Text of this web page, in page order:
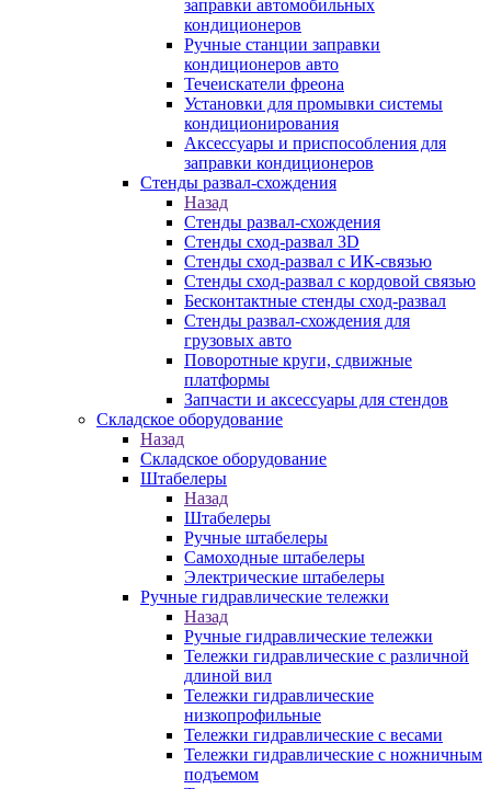
заправки автомобильных
кондиционеров
Ручные станции заправки
кондиционеров авто
Течеискатели фреона
Установки для промывки системы
кондиционирования
Аксессуары и приспособления для
заправки кондиционеров
Стенды развал-схождения
Назад
Стенды развал-схождения
Стенды сход-развал 3D
Стенды сход-развал с ИК-связью
Стенды сход-развал с кордовой связью
Бесконтактные стенды сход-развал
Стенды развал-схождения для
грузовых авто
Поворотные круги, сдвижные
платформы
Запчасти и аксессуары для стендов
Складское оборудование
Назад
Складское оборудование
Штабелеры
Назад
Штабелеры
Ручные штабелеры
Самоходные штабелеры
Электрические штабелеры
Ручные гидравлические тележки
Назад
Ручные гидравлические тележки
Тележки гидравлические с различной
длиной вил
Тележки гидравлические
низкопрофильные
Тележки гидравлические с весами
Тележки гидравлические с ножничным
подъемом